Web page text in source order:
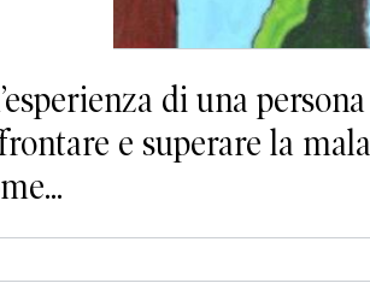
di una
e superare la